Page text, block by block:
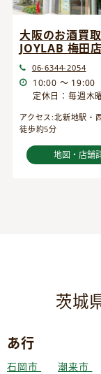
大阪のお酒買
JOYLAB 梅田店
06-6344-2054
10:00 ～ 19:00
定休日：毎週木
アクセス:北新地駅・
徒歩約5分
地図・店舗
茨城
あ行
石岡市 潮来市